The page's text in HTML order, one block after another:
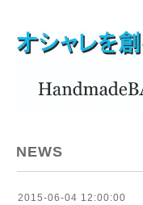
NEWS
2015-06-04 12:00:00